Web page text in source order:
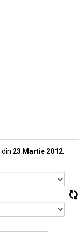
din 23 Martie 2012: